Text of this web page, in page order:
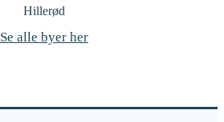
Hillerød
Se alle byer her